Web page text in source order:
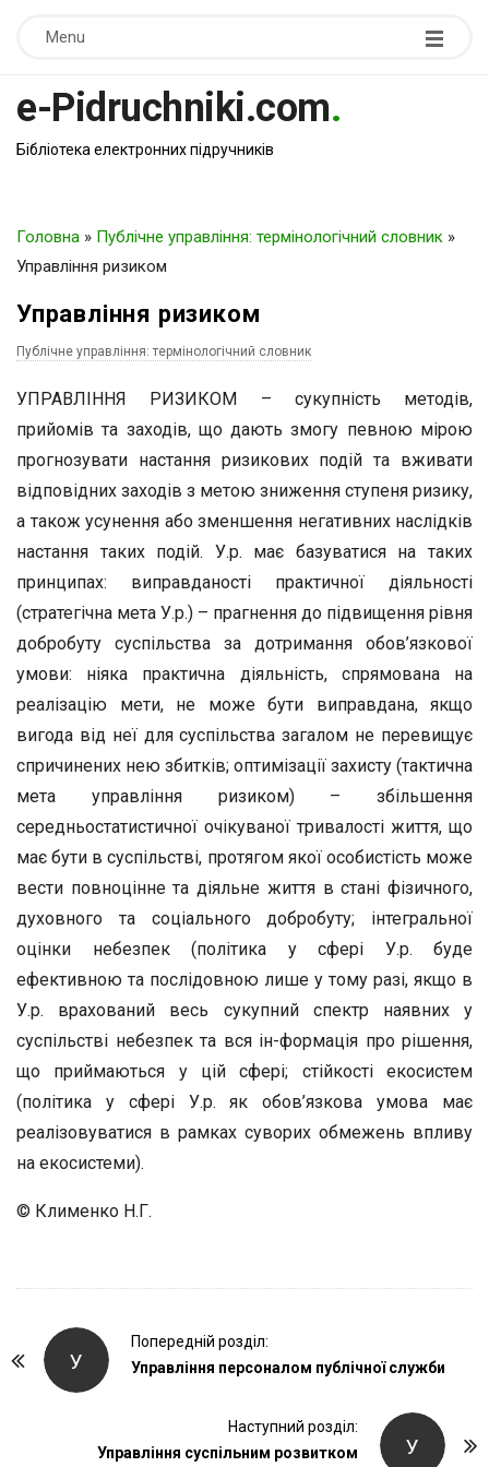
Menu
e-Pidruchniki.com.
Бібліотека електронних підручників
Головна » Публічне управління: термінологічний словник »
Управління ризиком
Управління ризиком
Публічне управління: термінологічний словник
УПРАВЛІННЯ РИЗИКОМ – сукупність методів,
прийомів та заходів, що дають змогу певною мірою
прогнозувати настання ризикових подій та вживати
відповідних заходів з метою зниження ступеня ризику,
а також усунення або зменшення негативних наслідків
настання таких подій. У.р. має базуватися на таких
принципах: виправданості практичної діяльності
(стратегічна мета У.р.) – прагнення до підвищення рівня
добробуту суспільства за дотримання обов’язкової
умови: ніяка практична діяльність, спрямована на
реалізацію мети, не може бути виправдана, якщо
вигода від неї для суспільства загалом не перевищує
спричинених нею збитків; оптимізації захисту (тактична
мета управління ризиком) – збільшення
середньостатистичної очікуваної тривалості життя, що
має бути в суспільстві, протягом якої особистість може
вести повноцінне та діяльне життя в стані фізичного,
духовного та соціального добробуту; інтегральної
оцінки небезпек (політика у сфері У.р. буде
ефективною та послідовною лише у тому разі, якщо в
У.р. врахований весь сукупний спектр наявних у
суспільстві небезпек та вся ін-формація про рішення,
що приймаються у цій сфері; стійкості екосистем
(політика у сфері У.р. як обов’язкова умова має
реалізовуватися в рамках суворих обмежень впливу
на екосистеми).
© Клименко Н.Г.
У
Попередній розділ:
Управління персоналом публічної служби
У
Наступний розділ:
Управління суспільним розвитком